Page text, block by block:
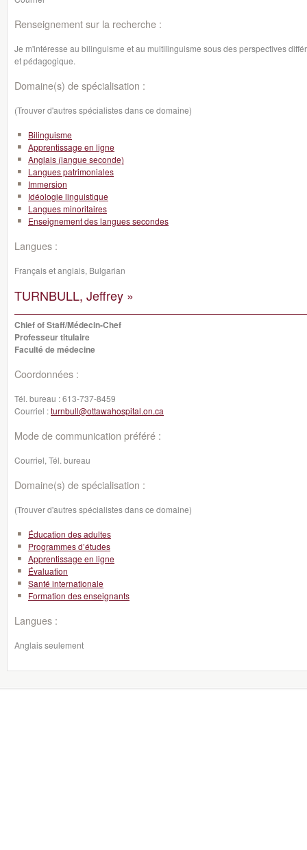
Renseignement sur la recherche :
Je m'intéresse au bilinguisme et au multilinguisme sous des perspectives
et pédagogique.
Domaine(s) de spécialisation :
(Trouver d'autres spécialistes dans ce domaine)
Bilinguisme
Apprentissage en ligne
Anglais (langue seconde)
Langues patrimoniales
Immersion
Idéologie linguistique
Langues minoritaires
Enseignement des langues secondes
Langues :
Français et anglais, Bulgarian
TURNBULL, Jeffrey »
Chief of Staff/Médecin-Chef
Professeur titulaire
Faculté de médecine
Coordonnées :
Tél. bureau :613-737-8459
Courriel :turnbull@ottawahospital.on.ca
Mode de communication préféré :
Courriel, Tél. bureau
Domaine(s) de spécialisation :
(Trouver d'autres spécialistes dans ce domaine)
Éducation des adultes
Programmes d’études
Apprentissage en ligne
Évaluation
Santé internationale
Formation des enseignants
Langues :
Anglais seulement